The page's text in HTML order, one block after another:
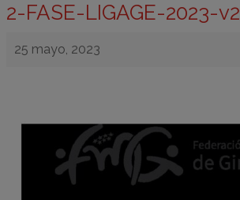
2-FASE-LIGAGE-2023-v2
25 mayo, 2023